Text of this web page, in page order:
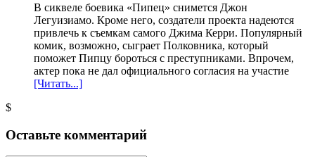
В сиквеле боевика «Пипец» снимется Джон
Легуизиамо. Кроме него, создатели проекта надеются
привлечь к съемкам самого Джима Керри. Популярный
комик, возможно, сыграет Полковника, который
поможет Пипцу бороться с преступниками. Впрочем,
актер пока не дал официального согласия на участие
[Читать...]
$
Оставьте комментарий